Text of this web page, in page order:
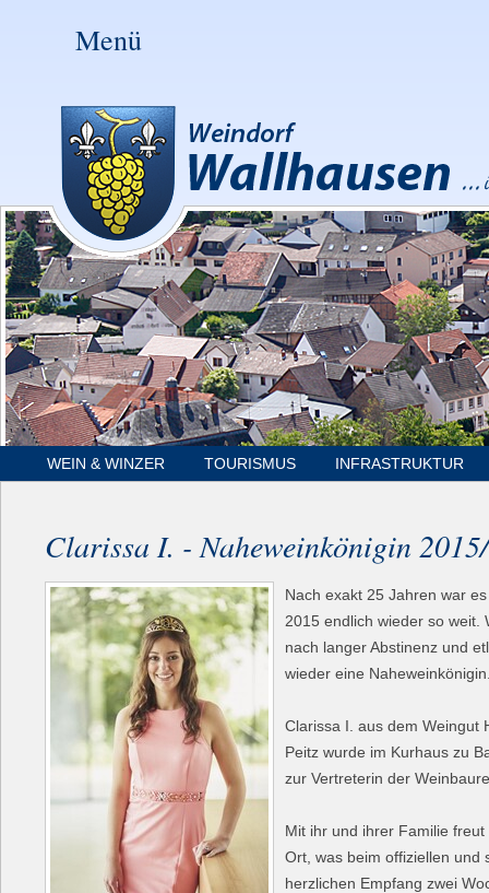
Menü
WEIN & WINZER TOURISMUS INFRASTRUKTUR
Clarissa I. - Naheweinkönigin
Nach exakt 25 Jahren war
2015 endlich wieder so weit.
nach langer Abstinenz und
wieder eine
Clarissa I. aus dem Weingut
Peitz wurde im Kurhaus zu
zur Vertreterin der
Mit ihr und ihrer Familie
Ort, was beim offiziellen und
herzlichen Empfang zwei